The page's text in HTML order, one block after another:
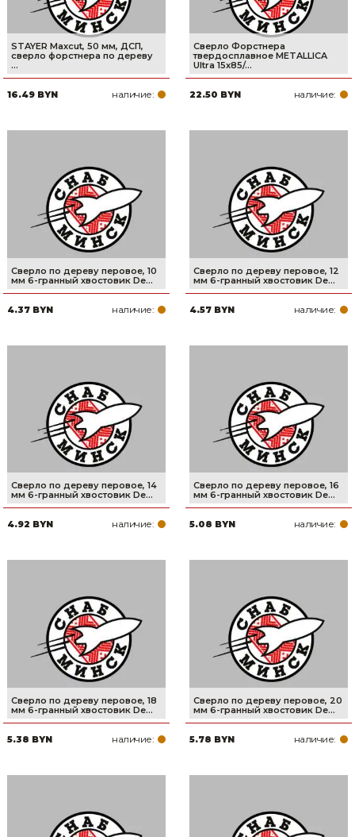
STAYER Maxcut, 50 мм, ДСП,
cверло форстнера по дереву
...
16.49 BYN наличие:
Сверло Форстнера
твердосплавное METALLICA
Ultra 15x85/...
22.50 BYN наличие:
Сверло по дереву перовое, 10
мм 6-гранный хвостовик De...
4.37 BYN наличие:
Сверло по дереву перовое, 12
мм 6-гранный хвостовик De...
4.57 BYN наличие:
Сверло по дереву перовое, 14
мм 6-гранный хвостовик De...
4.92 BYN наличие:
Сверло по дереву перовое, 16
мм 6-гранный хвостовик De...
5.08 BYN наличие:
Сверло по дереву перовое, 18
мм 6-гранный хвостовик De...
5.38 BYN наличие:
Сверло по дереву перовое, 20
мм 6-гранный хвостовик De...
5.78 BYN наличие: